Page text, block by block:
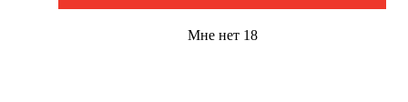
Мне нет 18